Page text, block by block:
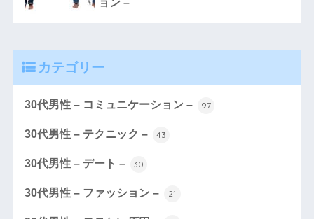
カテゴリー
30代男性 – コミュニケーション – 97
30代男性 – テクニック – 43
30代男性 – デート – 30
30代男性 – ファッション – 21